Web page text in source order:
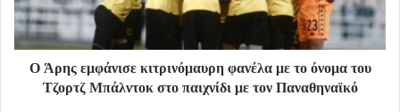
Ο Άρης εμφάνισε κιτρινόμαυρη φανέλα με το όνομα του
Τζορτζ Μπάλντοκ στο παιχνίδι με τον Παναθηναϊκό